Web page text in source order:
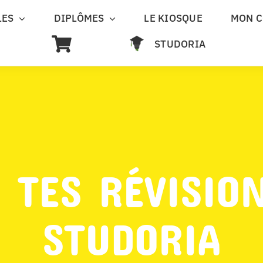
DIPLÔMES LE KIOSQUE
MON
STUDORIA
TES
STUDORIA